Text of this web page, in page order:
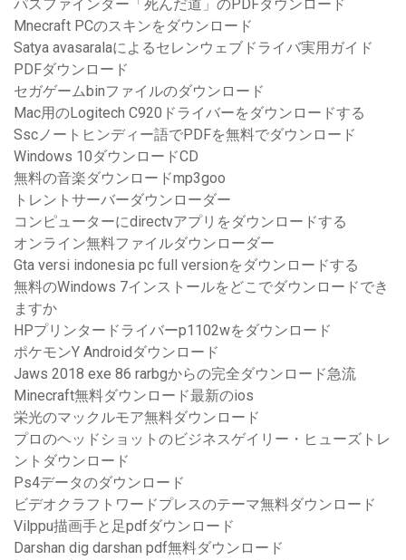
パスファインダー「死んだ道」のPDFダウンロード
Mnecraft PCのスキンをダウンロード
Satya avasaralaによるセレンウェブドライバ実用ガイド
PDFダウンロード
セガゲームbinファイルのダウンロード
Mac用のLogitech C920ドライバーをダウンロードする
Sscノートヒンディー語でPDFを無料でダウンロード
Windows 10ダウンロードCD
無料の音楽ダウンロードmp3goo
トレントサーバーダウンローダー
コンピューターにdirectvアプリをダウンロードする
オンライン無料ファイルダウンローダー
Gta versi indonesia pc full versionをダウンロードする
無料のWindows 7インストールをどこでダウンロードでき
ますか
HPプリンタードライバーp1102wをダウンロード
ポケモンY Androidダウンロード
Jaws 2018 exe 86 rarbgからの完全ダウンロード急流
Minecraft無料ダウンロード最新のios
栄光のマックルモア無料ダウンロード
プロのヘッドショットのビジネスゲイリー・ヒューズトレ
ントダウンロード
Ps4データのダウンロード
ビデオクラフトワードプレスのテーマ無料ダウンロード
Vilppu描画手と足pdfダウンロード
Darshan dig darshan pdf無料ダウンロード